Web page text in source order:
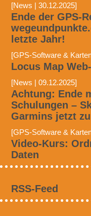
[News | 30.12.2025]
Ende der GPS-
letzte Jahr!
[GPS-Software &
Locus Map
[News | 09.12.2025]
Achtung: Ende
Schulungen –
Garmins jetzt
[GPS-Software &
Video-Kurs:
Daten
RSS-Feed